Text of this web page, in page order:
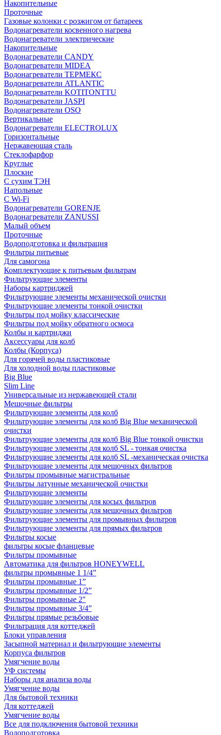
Накопительные
Проточные
Газовые колонки с розжигом от батареек
Водонагреватели косвенного нагрева
Водонагреватели электрические
Накопительные
Водонагреватели CANDY
Водонагреватели MIDEA
Водонагреватели ТЕРМЕКС
Водонагреватели ATLANTIC
Водонагреватели KOTITONTTU
Водонагреватели JASPI
Водонагреватели OSO
Вертикальные
Водонагреватели ELECTROLUX
Горизонтальные
Нержавеющая сталь
Стеклофарфор
Круглые
Плоские
С сухим ТЭН
Напольные
С Wi-Fi
Водонагреватели GORENJE
Водонагреватели ZANUSSI
Малый объем
Проточные
Водоподготовка и фильтрация
Фильтры питьевые
Для самогона
Комплектующие к питьевым фильтрам
Фильтрующие элементы
Наборы картриджей
Фильтрующие элементы механической очистки
Фильтрующие элементы тонкой очистки
Фильтры под мойку классические
Фильтры под мойку обратного осмоса
Колбы и картриджи
Аксессуары для колб
Колбы (Корпуса)
Для горячей воды пластиковые
Для холодной воды пластиковые
Big Blue
Slim Line
Универсальные из нержавеющей стали
Мешочные фильтры
Фильтрующие элементы для колб
Фильтрующие элементы для колб Big Blue механической
очистки
Фильтрующие элементы для колб Big Blue тонкой очистки
Фильтрующие элементы для колб SL - тонкая очистка
Фильтрующие элементы для колб SL -механическая очистка
Фильтрующие элементы для мешочных фильтров
Фильтры промывные магистральные
Фильтры латунные механической очистки
Фильтрующие элементы
Фильтрующие элементы для косых фильтров
Фильтрующие элементы для мешочных фильтров
Фильтрующие элементы для промывных фильтров
Фильтрующие элементы для прямых фильтров
Фильтры косые
фильтры косые фланцевые
Фильтры промывные
Автоматика для фильтров HONEYWELL
фильтры промывные 1 1/4”
Фильтры промывные 1”
Фильтры промывные 1/2”
Фильтры промывные 2"
Фильтры промывные 3/4”
Фильтры прямые резьбовые
Фильтрация для коттеджей
Блоки управления
Засыпной материал и фильтрующие элементы
Корпуса фильтров
Умягчение воды
УФ системы
Наборы для анализа воды
Умягчение воды
Для бытовой техники
Для коттеджей
Умягчение воды
Все для подключения бытовой техники
Водоподготовка